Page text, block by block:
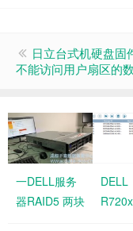
日立台式机硬盘固
不能访问用户扇区的
一DELL服务
器RAID5 两块
DELL